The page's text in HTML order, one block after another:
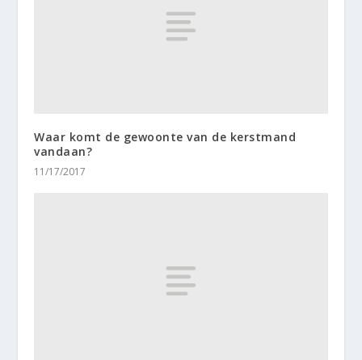
Waar komt de gewoonte van de kerstmand
vandaan?
11/17/2017